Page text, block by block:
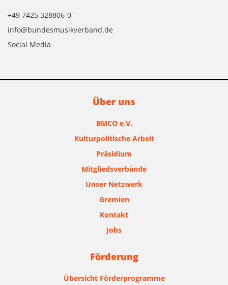
+49 7425 328806-0
info@bundesmusikverband.de
Social Media
Über uns
BMCO e.V.
Kulturpolitische Arbeit
Präsidium
Mitgliedsverbände
Unser Netzwerk
Gremien
Kontakt
Jobs
Förderung
Übersicht Förderprogramme